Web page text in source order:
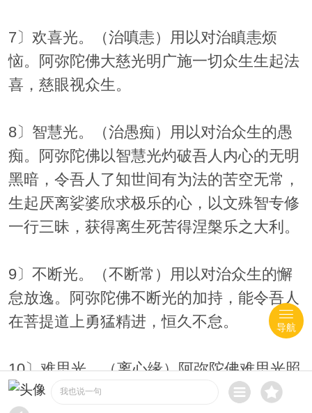
7〕欢喜光。（治嗔恚）用以对治瞋恚烦
恼。阿弥陀佛大慈光明广施一切众生生起法
喜，慈眼视众生。
8〕智慧光。（治愚痴）用以对治众生的愚
痴。阿弥陀佛以智慧光灼破吾人内心的无明
黑暗，令吾人了知世间有为法的苦空无常，
生起厌离娑婆欣求极乐的心，以文殊智专修
一行三昧，获得离生死苦得涅槃乐之大利。
9〕不断光。（不断常）用以对治众生的懈
怠放逸。阿弥陀佛不断光的加持，能令吾人
在菩提道上勇猛精进，恒久不怠。
10〕难思光。（离心缘）阿弥陀佛难思光照
遍法界，令蒙光照触的众生信解阿弥陀佛不
我也说一句
导航